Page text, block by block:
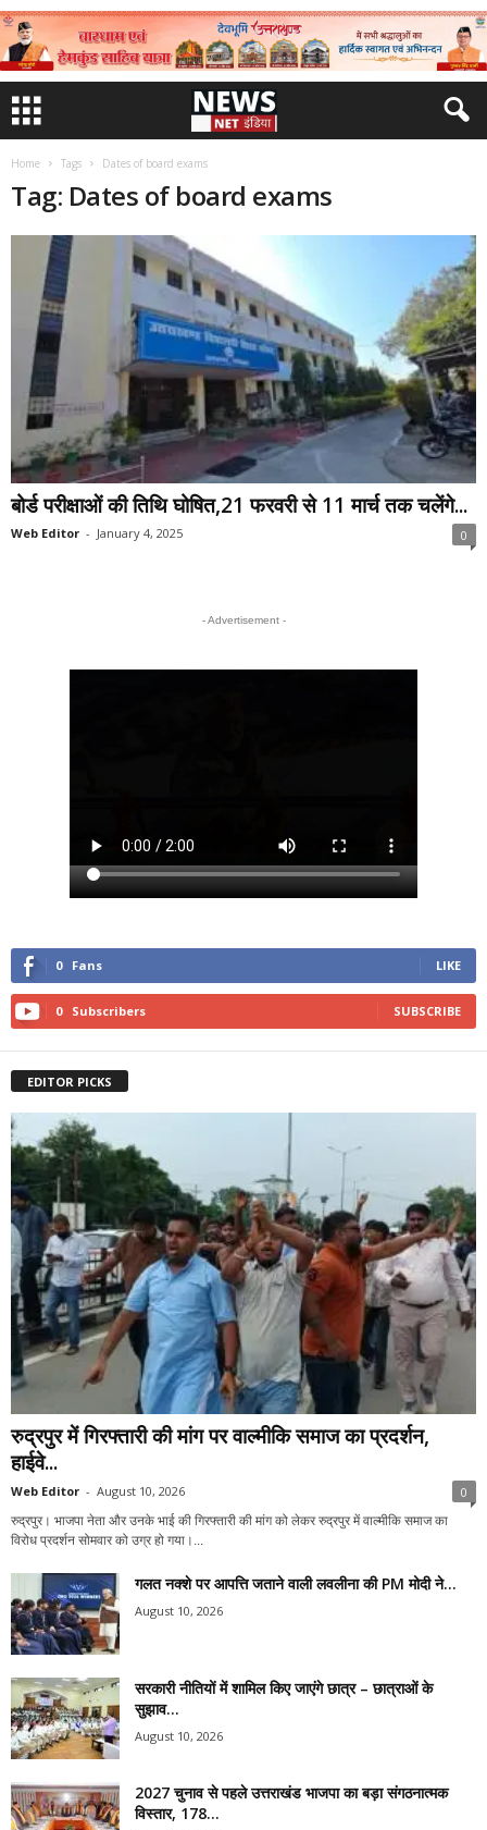
Home Tags Dates of board exams
Tag: Dates of board exams
बोर्ड परीक्षाओं की तिथि घोषित,21 फरवरी से 11 मार्च तक चलेंगे...
Web Editor - January 4, 2025 0
- Advertisement -
0 Fans LIKE
0 Subscribers SUBSCRIBE
EDITOR PICKS
रुद्रपुर में गिरफ्तारी की मांग पर वाल्मीकि समाज का प्रदर्शन,
हाईवे...
Web Editor - August 10, 2026 0
रुद्रपुर। भाजपा नेता और उनके भाई की गिरफ्तारी की मांग को लेकर रुद्रपुर में वाल्मीकि समाज का
विरोध प्रदर्शन सोमवार को उग्र हो गया।...
गलत नक्शे पर आपत्ति जताने वाली लवलीना की PM मोदी ने...
August 10, 2026
सरकारी नीतियों में शामिल किए जाएंगे छात्र – छात्राओं के
सुझाव...
August 10, 2026
2027 चुनाव से पहले उत्तराखंड भाजपा का बड़ा संगठनात्मक
विस्तार, 178...